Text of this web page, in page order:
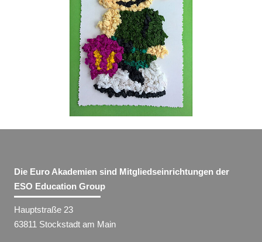
Die Euro Akademien sind Mitgliedseinrichtungen der
ESO Education Group
Hauptstraße 23
63811 Stockstadt am Main